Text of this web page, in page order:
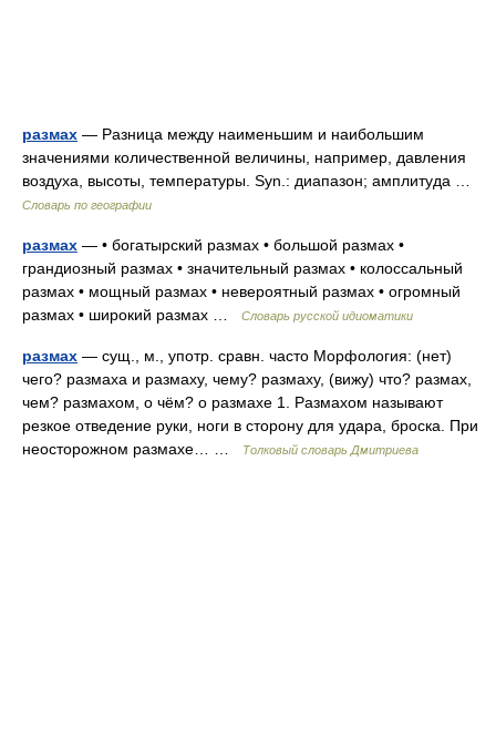
размах — Разница между наименьшим и наибольшим
значениями количественной величины, например, давления
воздуха, высоты, температуры. Syn.: диапазон; амплитуда …
Словарь по географии
размах — • богатырский размах • большой размах •
грандиозный размах • значительный размах • колоссальный
размах • мощный размах • невероятный размах • огромный
размах • широкий размах …
Словарь русской идиоматики
размах — сущ., м., употр. сравн. часто Морфология: (нет)
чего? размаха и размаху, чему? размаху, (вижу) что? размах,
чем? размахом, о чём? о размахе 1. Размахом называют
резкое отведение руки, ноги в сторону для удара, броска. При
неосторожном размахе… …
Толковый словарь Дмитриева